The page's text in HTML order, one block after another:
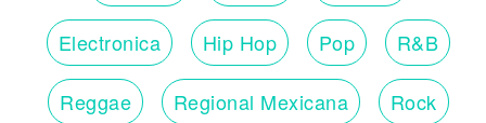
Electronica Hip Hop Pop R&B
Reggae Regional Mexicana Rock